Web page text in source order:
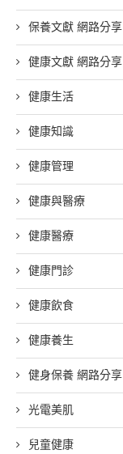
保養文獻 網路分享
健康文獻 網路分享
健康生活
健康知識
健康管理
健康與醫療
健康醫療
健康門診
健康飲食
健康養生
健身保養 網路分享
光電美肌
兒童健康